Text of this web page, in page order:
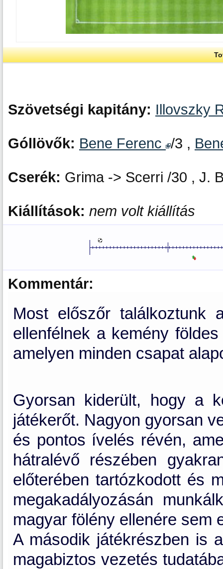
Szövetségi kapitány: Illovszky
Góllövők: Bene Ferenc /3 ,
Cserék: Grima -> Scerri /30 , J.
Kiállítások: nem volt kiállítás
Kommentár:
Most előszőr találkoztunk
ellenfélnek a kemény
amelyen minden csapat
Gyorsan kiderült, hogy a
játékerőt. Nagyon gyorsan
és pontos ívelés révén,
hátralévő részében
előterében tartózkodott és
megakadályozásán
magyar fölény ellenére sem
A második játékrészben is
magabiztos vezetés